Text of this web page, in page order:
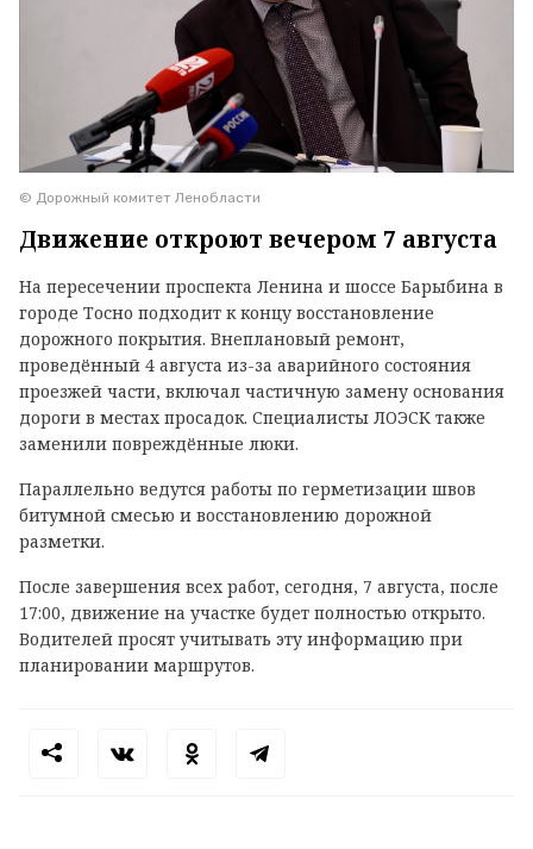
© Дорожный комитет Ленобласти
Движение откроют вечером 7 августа
На пересечении проспекта Ленина и шоссе Барыбина в
городе Тосно подходит к концу восстановление
дорожного покрытия. Внеплановый ремонт,
проведённый 4 августа из-за аварийного состояния
проезжей части, включал частичную замену основания
дороги в местах просадок. Специалисты ЛОЭСК также
заменили повреждённые люки.
Параллельно ведутся работы по герметизации швов
битумной смесью и восстановлению дорожной
разметки.
После завершения всех работ, сегодня, 7 августа, после
17:00, движение на участке будет полностью открыто.
Водителей просят учитывать эту информацию при
планировании маршрутов.